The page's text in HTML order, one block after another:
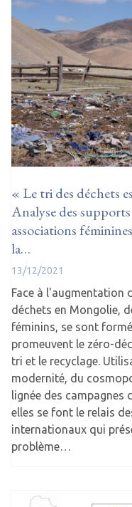
« Le tri des déchets
Analyse des
associations
la…
13/12/2021
Face à l'augmentation
déchets en Mongolie,
féminins, se sont
promeuvent le zéro-
tri et le recyclage.
modernité, du
lignée des campagnes
elles se font le relais
internationaux qui
problème…